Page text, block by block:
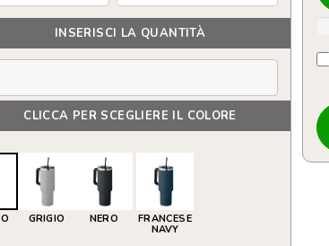
INSERISCI LA QUANTITÀ
CLICCA PER SCEGLIERE IL COLORE
GRIGIO NERO
FRANCESE
NAVY